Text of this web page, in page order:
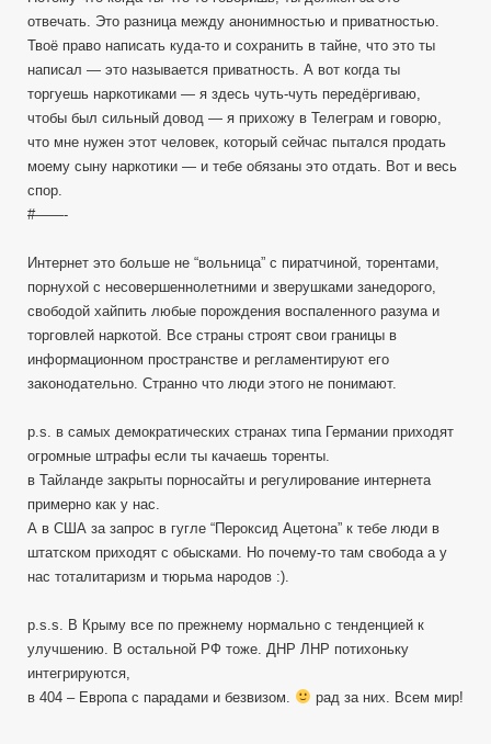
отвечать. Это разница между анонимностью и приватностью.
Твоё право написать куда-то и сохранить в тайне, что это ты
написал — это называется приватность. А вот когда ты
торгуешь наркотиками — я здесь чуть-чуть передёргиваю,
чтобы был сильный довод — я прихожу в Телеграм и говорю,
что мне нужен этот человек, который сейчас пытался продать
моему сыну наркотики — и тебе обязаны это отдать. Вот и весь
спор.
#——-
Интернет это больше не “вольница” с пиратчиной, торентами,
порнухой с несовершеннолетними и зверушками занедорого,
свободой хайпить любые порождения воспаленного разума и
торговлей наркотой. Все страны строят свои границы в
информационном пространстве и регламентируют его
законодательно. Странно что люди этого не понимают.
p.s. в самых демократических странах типа Германии приходят
огромные штрафы если ты качаешь торенты.
в Тайланде закрыты порносайты и регулирование интернета
примерно как у нас.
А в США за запрос в гугле “Пероксид Ацетона” к тебе люди в
штатском приходят с обысками. Но почему-то там свобода а у
нас тоталитаризм и тюрьма народов :).
p.s.s. В Крыму все по прежнему нормально с тенденцией к
улучшению. В остальной РФ тоже. ДНР ЛНР потихоньку
интегрируются,
в 404 – Европа с парадами и безвизом.
рад за них. Всем мир!